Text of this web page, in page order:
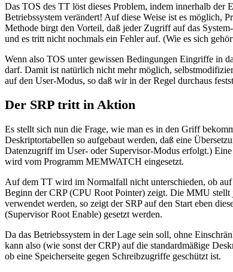
Das TOS des TT löst dieses Problem, indem innerhalb der
Betriebssystem verändert! Auf diese Weise ist es möglich,
Methode birgt den Vorteil, daß jeder Zugriff auf das
und es tritt nicht nochmals ein Fehler auf. (Wie es sich
Wenn also TOS unter gewissen Bedingungen Eingriffe in
darf. Damit ist natürlich nicht mehr möglich,
auf den User-Modus, so daß wir in der Regel durchaus
Der SRP tritt in Aktion
Es stellt sich nun die Frage, wie man es in den Griff
Deskriptortabellen so aufgebaut werden, daß eine
Datenzugriff im User- oder Supervisor-Modus erfolgt.)
wird vom Programm MEMWATCH eingesetzt.
Auf dem TT wird im Normalfall nicht unterschieden, ob
Beginn der CRP (CPU Root Pointer) zeigt. Die MMU stellt
verwendet werden, so zeigt der SRP auf den Start eben
(Supervisor Root Enable) gesetzt werden.
Da das Betriebssystem in der Lage sein soll, ohne
kann also (wie sonst der CRP) auf die standardmäßige
ob eine Speicherseite gegen Schreibzugriffe geschützt ist.